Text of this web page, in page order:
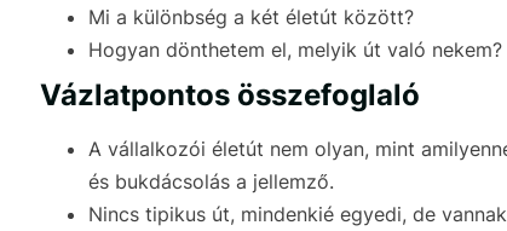
Mi a különbség a két életút között?
Hogyan dönthetem el, melyik út való nekem?
Vázlatpontos összefoglaló
A vállalkozói életút nem olyan, mint
és bukdácsolás a jellemző.
Nincs tipikus út, mindenkié egyedi, de